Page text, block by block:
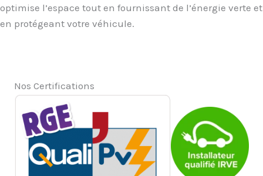
optimise l’espace tout en fournissant de l’énergie verte et
en protégeant votre véhicule.
Nos Certifications